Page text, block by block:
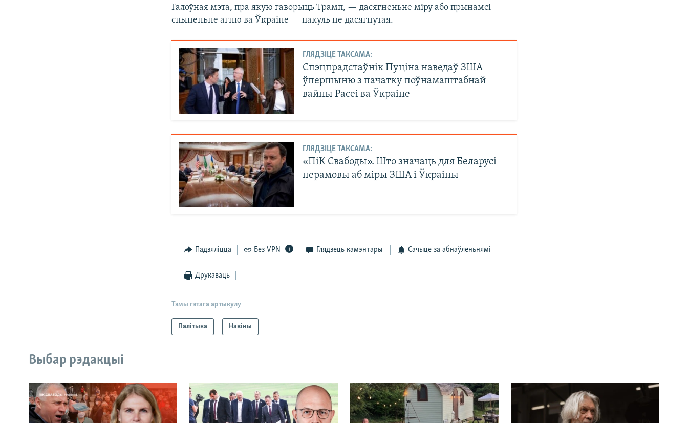
Галоўная мэта, пра якую гаворыць Трамп, — дасягненьне міру або прынамсі
спыненьне агню ва Ўкраіне — пакуль не дасягнутая.
ГЛЯДЗІЦЕ ТАКСАМА:
Спэцпрадстаўнік Пуціна наведаў ЗША
ўпершыню з пачатку поўнамаштабнай
вайны Расеі ва Ўкраіне
ГЛЯДЗІЦЕ ТАКСАМА:
«ПіК Свабоды». Што значаць для Беларусі
перамовы аб міры ЗША і Ўкраіны
Падзяліцца Без VPN Глядзець камэнтары Сачыце за абнаўленьнямі
Друкаваць
Тэмы гэтага артыкулу
Палітыка Навіны
Выбар рэдакцыі